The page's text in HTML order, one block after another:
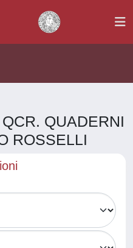
QUADERNI
ROSSELLI